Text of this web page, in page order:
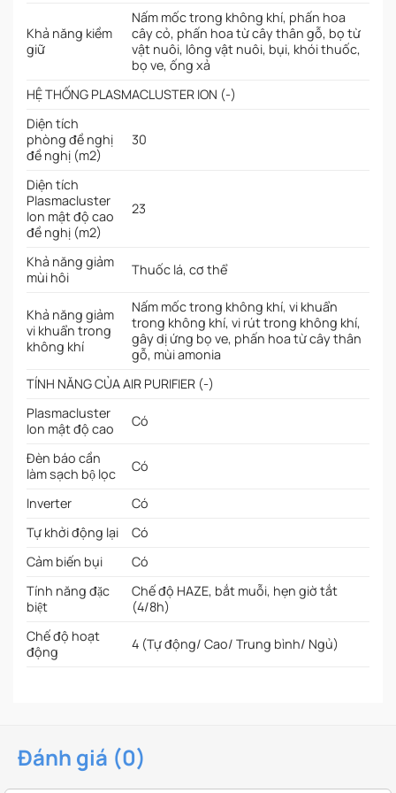
Khả năng kiềm
giữ
Nấm mốc trong không khí, phấn hoa
cây cỏ, phấn hoa từ cây thân gỗ, bọ từ
vật nuôi, lông vật nuôi, bụi, khói thuốc,
bọ ve, ống xả
HỆ THỐNG PLASMACLUSTER ION (-)
Diện tích
phòng đề nghị
đề nghị (m2)
30
Diện tích
Plasmacluster
Ion mật độ cao
đề nghị (m2)
23
Khả năng giảm
mùi hôi
Thuốc lá, cơ thể
Khả năng giảm
vi khuẩn trong
không khí
Nấm mốc trong không khí, vi khuẩn
trong không khí, vi rút trong không khí,
gây dị ứng bọ ve, phấn hoa từ cây thân
gỗ, mùi amonia
TÍNH NĂNG CỦA AIR PURIFIER (-)
Plasmacluster
Ion mật độ cao
Có
Đèn báo cần
làm sạch bộ lọc
Có
Inverter
Có
Tự khởi động lại
Có
Cảm biến bụi
Có
Tính năng đặc
biệt
Chế độ HAZE, bắt muỗi, hẹn giờ tắt
(4/8h)
Chế độ hoạt
động
4 (Tự động/ Cao/ Trung bình/ Ngủ)
Đánh giá (0)